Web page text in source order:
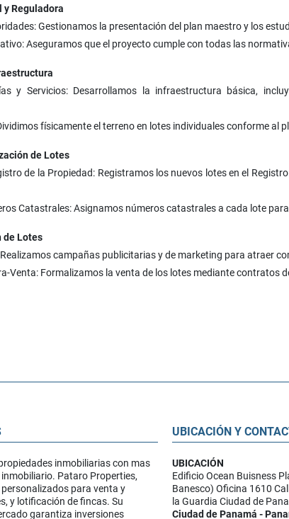
y Reguladora
Gestionamos la presentación del plan maestro y los
Aseguramos que el proyecto cumple con todas las
y Servicios: Desarrollamos la infraestructura básica,
físicamente el terreno en lotes individuales conforme al
de Lotes
de la Propiedad: Registramos los nuevos lotes en el
Catastrales: Asignamos números catastrales a cada lote
de Lotes
campañas publicitarias y de marketing para atraer
Venta: Formalizamos la venta de los lotes mediante contratos
inmobiliarias con mas
Pataro Properties,
para venta y
y lotificación de fincas. Su
garantiza inversiones
UBICACIÓN Y
UBICACIÓN
Edificio Ocean Buisness
Banesco) Oficina 1610
la Guardia Ciudad de
Ciudad de Panamá -